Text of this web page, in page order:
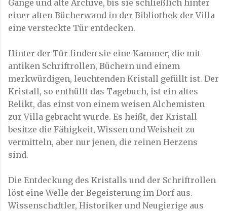
Gänge und alte Archive, bis sie schließlich hinter
einer alten Bücherwand in der Bibliothek der Villa
eine versteckte Tür entdecken.
Hinter der Tür finden sie eine Kammer, die mit
antiken Schriftrollen, Büchern und einem
merkwürdigen, leuchtenden Kristall gefüllt ist. Der
Kristall, so enthüllt das Tagebuch, ist ein altes
Relikt, das einst von einem weisen Alchemisten
zur Villa gebracht wurde. Es heißt, der Kristall
besitze die Fähigkeit, Wissen und Weisheit zu
vermitteln, aber nur jenen, die reinen Herzens
sind.
Die Entdeckung des Kristalls und der Schriftrollen
löst eine Welle der Begeisterung im Dorf aus.
Wissenschaftler, Historiker und Neugierige aus